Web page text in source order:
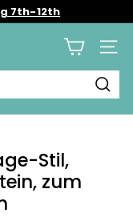
7th-12th
Stil,
zum